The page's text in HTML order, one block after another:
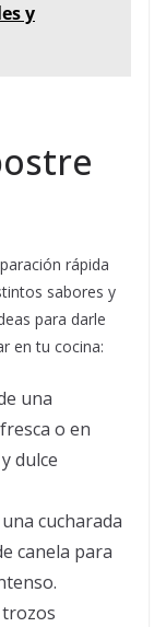
y
rápida
sabores y
para darle
en tu cocina:
una
o en
dulce
cucharada
canela para